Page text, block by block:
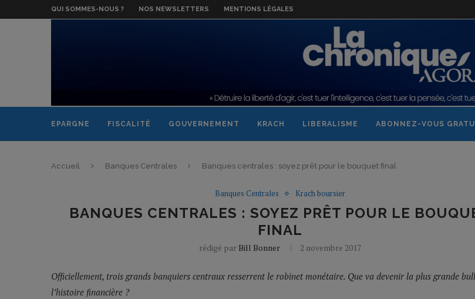
QUI SOMMES-NOUS ? NOS NEWSLETTERS MENTIONS LÉGALES
EPARGNE FISCALITÉ GOUVERNEMENT KRACH LIBERALISME ABONNEZ-VOUS
Accueil Banques Centrales Banques centrales : soyez prêt pour le bouquet final
Banques Centrales Krach boursier
BANQUES CENTRALES : SOYEZ PRÊT POUR LE
FINAL
rédigé par Bill Bonner 2 novembre 2017
Officiellement, trois grands banquiers centraux resserrent le robinet monétaire. Que va devenir la plus grande
l’histoire financière ?